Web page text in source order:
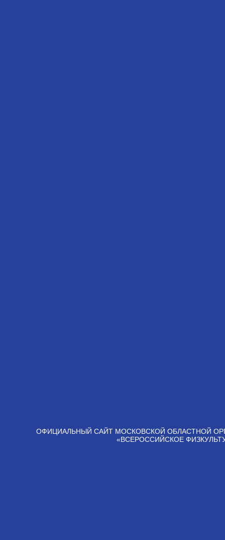
ОФИЦИАЛЬНЫЙ САЙТ МОСКОВСКОЙ ОБЛАСТНОЙ
«ВСЕРОССИЙСКОЕ